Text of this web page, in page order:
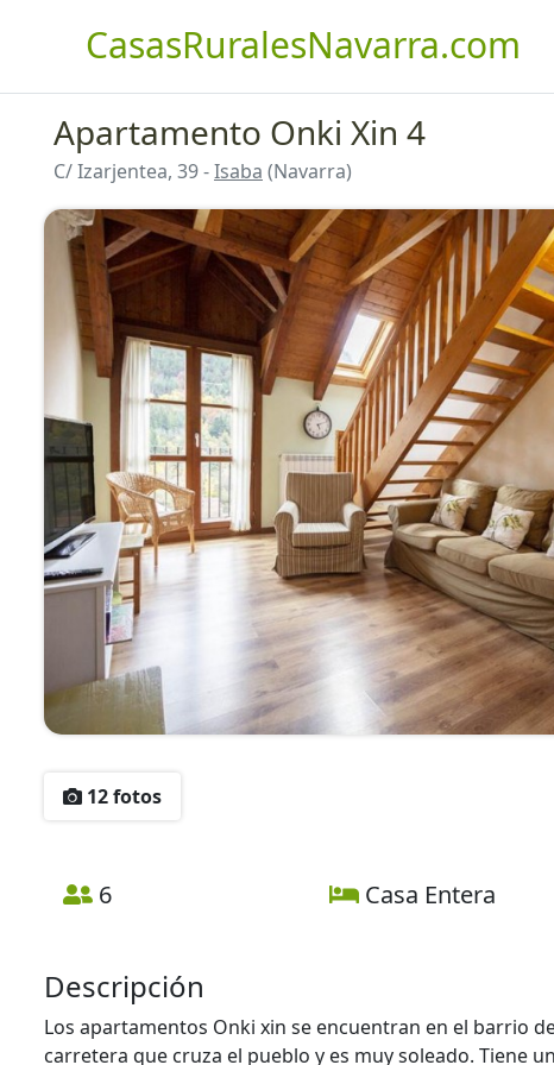
CasasRuralesNavarra.com
Apartamento Onki Xin 4
C/ Izarjentea, 39 -Isaba (Navarra)
12 fotos
6 Casa Entera
Descripción
Los apartamentos Onki xin se encuentran en el barrio
carretera que cruza el pueblo y es muy soleado. Tiene